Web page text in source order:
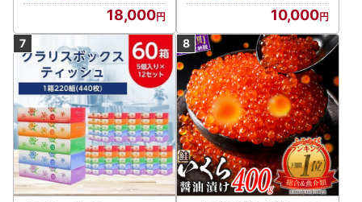
18,000
ン フルーツ FN-Limited-S
P
10,000